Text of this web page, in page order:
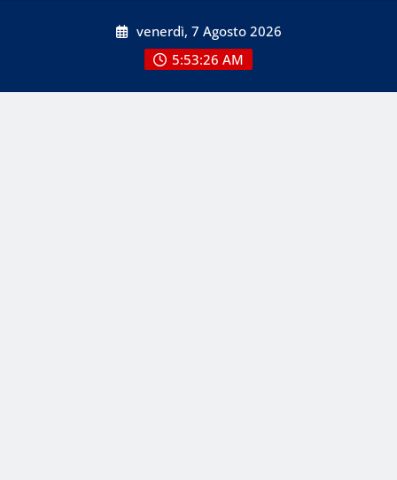
venerdì, 7 Agosto 2026
5:53:27 AM